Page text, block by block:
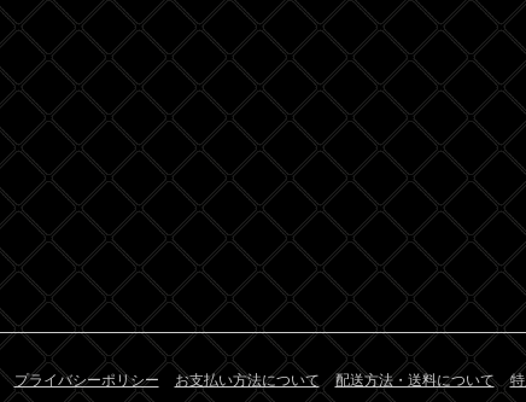
プライバシーポリシー お支払い方法について 配送方法・送料について